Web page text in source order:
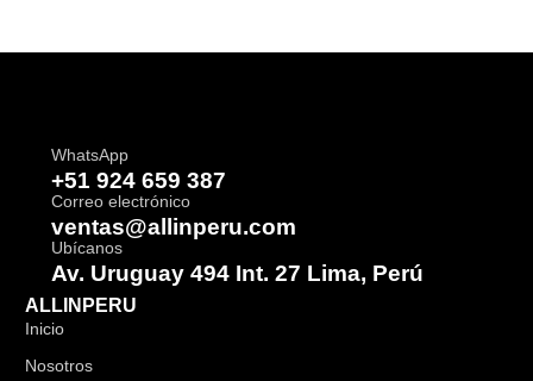
WhatsApp
+51 924 659 387
Correo electrónico
ventas@allinperu.com
Ubícanos
Av. Uruguay 494 Int. 27 Lima, Perú
ALLINPERU
Inicio
Nosotros